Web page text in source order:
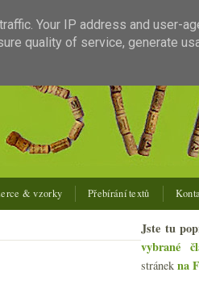
& vzorky Přebírání textů
Jste tu
vybrané
stránek na
Your IP address and user-
quality of service, generate